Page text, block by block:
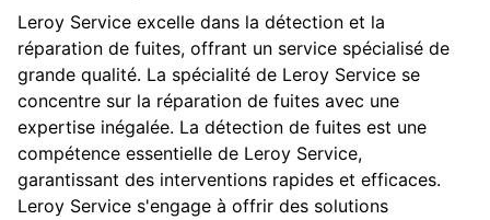
Leroy Service excelle dans la détection et la
réparation de fuites, offrant un service spécialisé de
grande qualité. La spécialité de Leroy Service se
concentre sur la réparation de fuites avec une
expertise inégalée. La détection de fuites est une
compétence essentielle de Leroy Service,
garantissant des interventions rapides et efficaces.
Leroy Service s'engage à offrir des solutions